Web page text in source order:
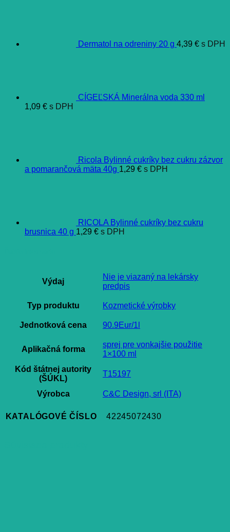
Dermatol na odreniny 20 g 4,39 € s DPH
CÍGEĽSKÁ Minerálna voda 330 ml
1,09 € s DPH
Ricola Bylinné cukríky bez cukru zázvor
a pomarančová mäta 40g 1,29 € s DPH
RICOLA Bylinné cukríky bez cukru
brusnica 40 g 1,29 € s DPH
Výdaj
Nie je viazaný na lekársky
predpis
Typ produktu Kozmetické výrobky
Jednotková cena 90.9Eur/1l
Aplikačná forma
sprej pre vonkajšie použitie
1×100 ml
Kód štátnej autority
(ŠÚKL)
T15197
Výrobca C&C Design, srl (ITA)
KATALÓGOVÉ ČÍSLO 42245072430